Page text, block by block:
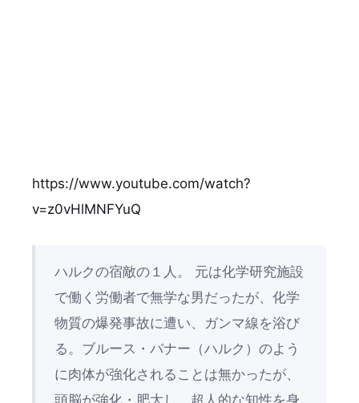
https://www.youtube.com/watch?
v=z0vHlMNFYuQ
ハルクの宿敵の１人。 元は化学研究施設
で働く労働者で無学な男だったが、化学
物質の爆発事故に遭い、ガンマ線を浴び
る。ブルース・バナー（ハルク）のよう
に肉体が強化されることは無かったが、
頭脳が強化・肥大し、超人的な知性を身